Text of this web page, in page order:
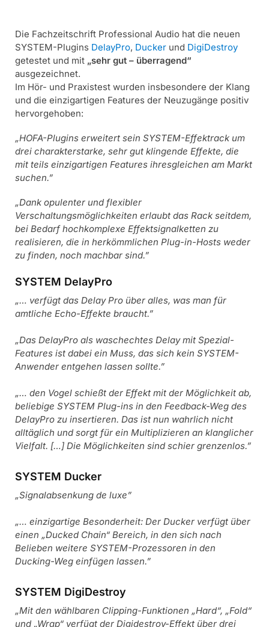
Die Fachzeitschrift Professional Audio hat die neuen
SYSTEM-Plugins DelayPro, Ducker und DigiDestroy
getestet und mit „sehr gut – überragend“
ausgezeichnet.
Im Hör- und Praxistest wurden insbesondere der Klang
und die einzigartigen Features der Neuzugänge positiv
hervorgehoben:
„HOFA-Plugins erweitert sein SYSTEM-Effektrack um
drei charakterstarke, sehr gut klingende Effekte, die
mit teils einzigartigen Features ihresgleichen am Markt
suchen.”
„Dank opulenter und flexibler
Verschaltungsmöglichkeiten erlaubt das Rack seitdem,
bei Bedarf hochkomplexe Effektsignalketten zu
realisieren, die in herkömmlichen Plug-in-Hosts weder
zu finden, noch machbar sind.”
SYSTEM DelayPro
„… verfügt das Delay Pro über alles, was man für
amtliche Echo-Effekte braucht.”
„Das DelayPro als waschechtes Delay mit Spezial-
Features ist dabei ein Muss, das sich kein SYSTEM-
Anwender entgehen lassen sollte.”
„… den Vogel schießt der Effekt mit der Möglichkeit ab,
beliebige SYSTEM Plug-ins in den Feedback-Weg des
DelayPro zu insertieren. Das ist nun wahrlich nicht
alltäglich und sorgt für ein Multiplizieren an klanglicher
Vielfalt. […] Die Möglichkeiten sind schier grenzenlos.”
SYSTEM Ducker
„Signalabsenkung de luxe”
„… einzigartige Besonderheit: Der Ducker verfügt über
einen „Ducked Chain“ Bereich, in den sich nach
Belieben weitere SYSTEM-Prozessoren in den
Ducking-Weg einfügen lassen.”
SYSTEM DigiDestroy
„Mit den wählbaren Clipping-Funktionen „Hard“, „Fold“
und „Wrap“ verfügt der Digidestroy-Effekt über drei